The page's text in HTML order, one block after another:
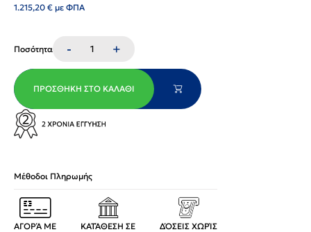
1.215,20 € με ΦΠΑ
Ποσότητα - +
ΠΡΟΣΘΉΚΗ ΣΤΟ ΚΑΛΆΘΙ
Μέθοδοι Πληρωμής
ΑΓΟΡΆ ΜΕ
ΚΑΤΆΘΕΣΗ ΣΕ
ΔΌΣΕΙΣ ΧΩΡΊΣ